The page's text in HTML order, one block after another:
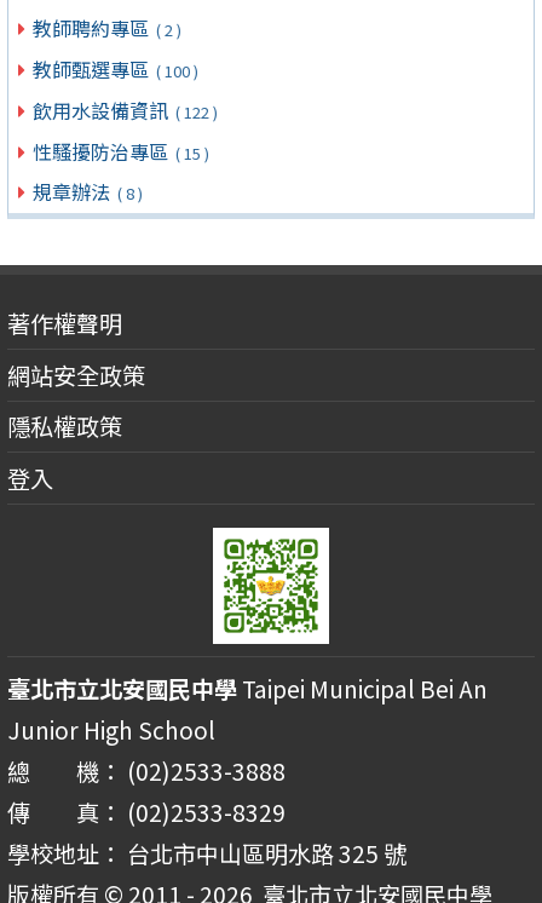
教師聘約專區 ( 2 )
教師甄選專區 ( 100 )
飲用水設備資訊 ( 122 )
性騷擾防治專區 ( 15 )
規章辦法 ( 8 )
著作權聲明
網站安全政策
隱私權政策
登入
臺北市立北安國民中學Taipei Municipal Bei An
Junior High School
總 機： (02)2533-3888
傳 真： (02)2533-8329
學校地址： 台北市中山區明水路 325 號
版權所有 © 2011 - 2026 臺北市立北安國民中學